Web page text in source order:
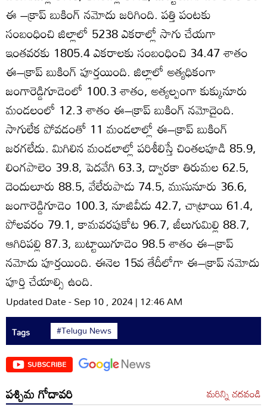
ఈ –క్రాప్‌ బుకింగ్‌ నమోదు జరిగింది. పత్తి పంటకు
సంబంధించి జిల్లాలో 5238 ఎకరాల్లో సాగు చేయగా
ఇంతవరకు 1805.4 ఎకరాలకు సంబంధించి 34.47 శాతం
ఈ–క్రాప్‌ బుకింగ్‌ పూర్తయింది. జిల్లాలో అత్యధికంగా
జంగారెడ్డిగూడెంలో 100.3 శాతం, అత్యల్పంగా కుక్కునూరు
మండలంలో 12.3 శాతం ఈ–క్రాప్‌ బుకింగ్‌ నమోదైంది.
సాగులేక పోవడంతో 11 మండలాల్లో ఈ–క్రాప్‌ బుకింగ్‌
జరగలేదు. మిగిలిన మండలాల్లో పరిశీలిస్తే చింతలపూడి 85.9,
లింగపాలెం 39.8, పెదవేగి 63.3, ద్వారకా తిరుమల 62.5,
దెందులూరు 88.5, వేలేరుపాడు 74.5, ముసునూరు 36.6,
జంగారెడ్డిగూడెం 100.3, నూజివీడు 42.7, చాట్రాయి 61.4,
పోలవరం 79.1, కామవరపుకోట 96.7, జీలుగుమిల్లి 88.7,
ఆగిరిపల్లి 87.3, బుట్టాయిగూడెం 98.5 శాతం ఈ–క్రాప్‌
నమోదు పూర్తయింది. ఈనెల 15వ తేదీలోగా ఈ–క్రాప్‌ నమోదు
పూర్తి చేయాల్సి ఉంది.
Updated Date - Sep 10 , 2024 | 12:46 AM
Tags #Telugu News
SUBSCRIBE
పశ్చిమ గోదావరి మరిన్ని చదవండి